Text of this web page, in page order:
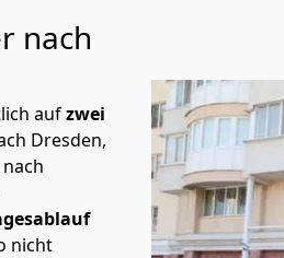
nach
aufzwei
Dresden,
nicht